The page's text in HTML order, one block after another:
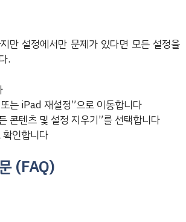
만 설정에서만 문제가 있다면 모든 설정을
.
는 iPad 재설정”으로 이동합니다
콘텐츠 및 설정 지우기”를 선택합니다
인합니다
(FAQ)